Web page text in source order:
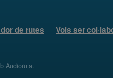
de rutes Vols ser
Audioruta.